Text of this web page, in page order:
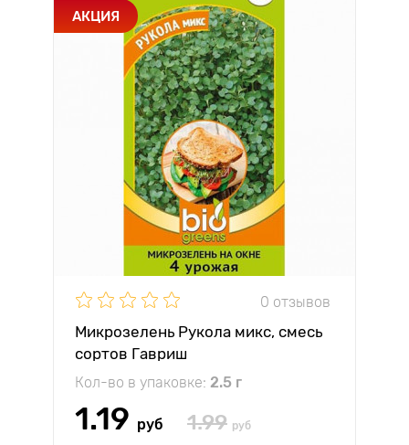
АКЦИЯ
0 отзывов
Микрозелень Рукола микс, смесь
сортов Гавриш
Кол-во в упаковке: 2.5 г
1.19 руб 1.99 руб